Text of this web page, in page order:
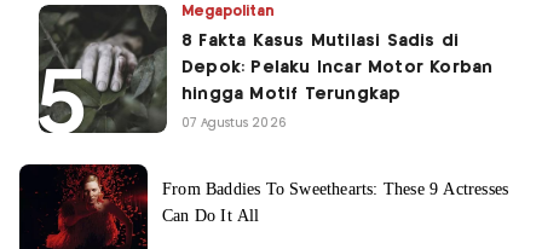
Megapolitan
8 Fakta Kasus Mutilasi Sadis di
Depok: Pelaku Incar Motor Korban
hingga Motif Terungkap
07 Agustus 2026